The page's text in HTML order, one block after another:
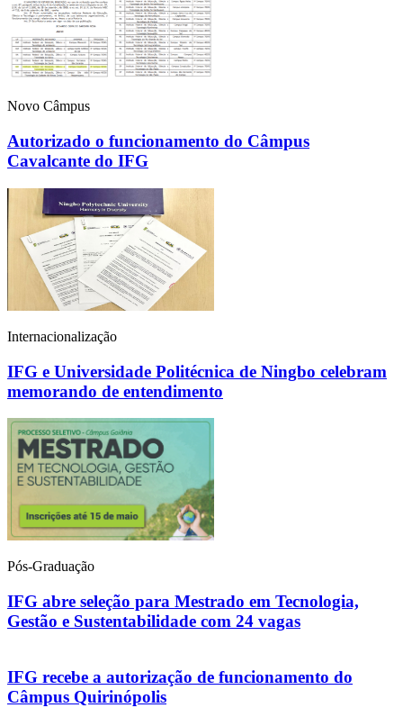
Novo Câmpus
Autorizado o funcionamento do Câmpus
Cavalcante do IFG
Internacionalização
IFG e Universidade Politécnica de Ningbo celebram
memorando de entendimento
Pós-Graduação
IFG abre seleção para Mestrado em Tecnologia,
Gestão e Sustentabilidade com 24 vagas
IFG recebe a autorização de funcionamento do
Câmpus Quirinópolis